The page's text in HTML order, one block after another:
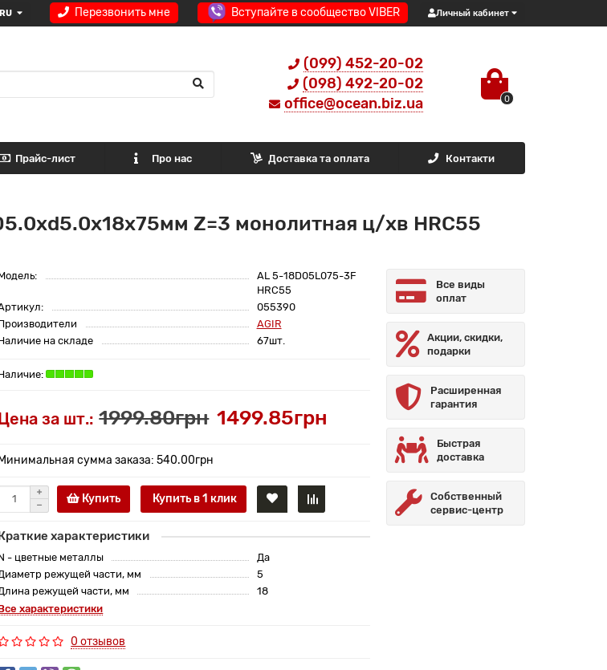
Перезвонить мне Вступайте в сообщество VIBER Личный кабинет
RU
(099) 452-20-02
(098) 492-20-02
office@ocean.biz.ua
0
Прайс-лист Про нас Доставка та оплата Контакти
Z=3 монолитная ц/хв HRC55
AL 5-18D05L075-3F
HRC55
055390
AGIR
на складе
67шт.
за шт.: 1999.80грн 1499.85грн
Минимальная сумма заказа: 540.00грн
Купить Купить в 1 клик
характеристики
- цветные металлы
Да
режущей части, мм
5
режущей части, мм
18
характеристики
0 отзывов
Все виды
оплат
Акции, скидки,
подарки
Расширенная
гарантия
Быстрая
доставка
Собственный
сервис-центр